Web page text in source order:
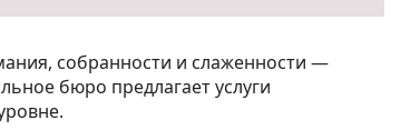
собранности и слаженности —
бюро предлагает услуги